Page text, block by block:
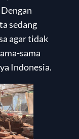
sedang
agar tidak
sama
Indonesia.